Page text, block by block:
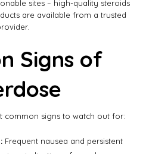
sites – high-quality steroids
are available from a trusted
Signs of
common signs to watch out for:
Frequent nausea and persistent